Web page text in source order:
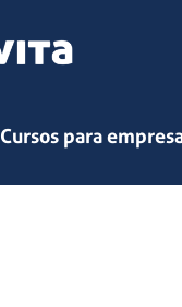
Cursos para